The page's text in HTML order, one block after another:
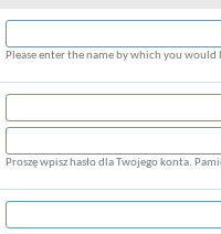
Please enter the name by which you
Proszę wpisz hasło dla Twojego konta.